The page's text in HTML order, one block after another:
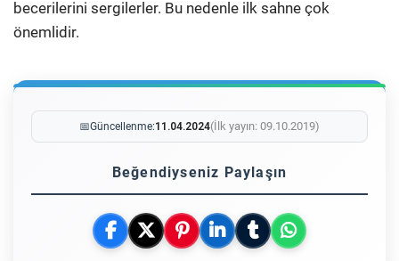
becerilerini sergilerler. Bu nedenle ilk sahne çok
önemlidir.
📅Güncellenme:11.04.2024(İlk yayın: 09.10.2019)
Beğendiyseniz Paylaşın